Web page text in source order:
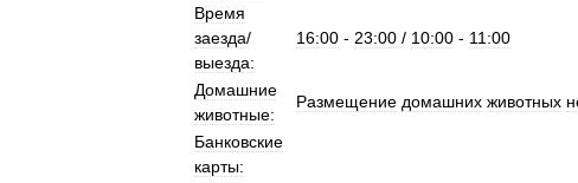
Время
заезда/
выезда:
16:00 - 23:00 / 10:00 - 11:00
Домашние
животные:
Размещение домашних животных
Банковские
карты: